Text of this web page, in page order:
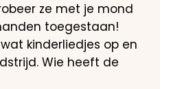
ze met je mond
toegestaan!
kinderliedjes op en
Wie heeft de